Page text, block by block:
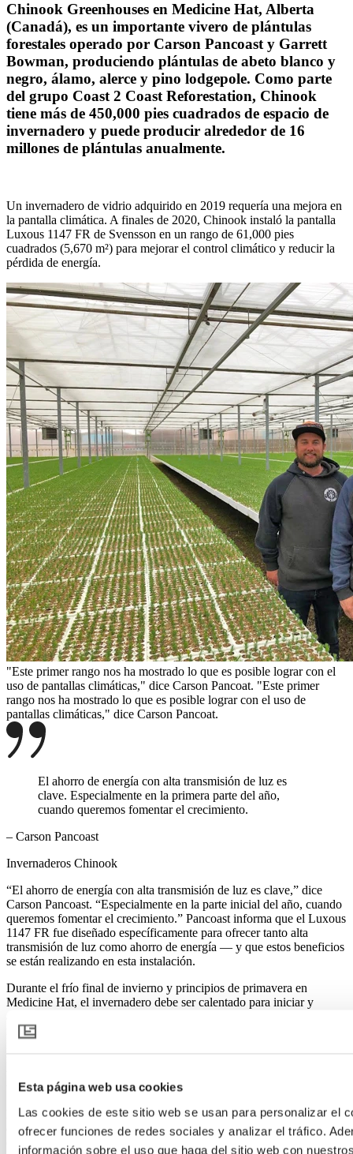
Esta página web usa cookies
Las cookies de este sitio web se usan para personalizar el
ofrecer funciones de redes sociales y analizar el tráfico.
información sobre el uso que haga del sitio web con
Chinook Greenhouses en Medicine Hat, Alberta
(Canadá), es un importante vivero de plántulas
forestales operado por Carson Pancoast y Garrett
Bowman, produciendo plántulas de abeto blanco y
negro, álamo, alerce y pino lodgepole. Como parte
del grupo Coast 2 Coast Reforestation, Chinook
tiene más de 450,000 pies cuadrados de espacio de
invernadero y puede producir alrededor de 16
millones de plántulas anualmente.
Un invernadero de vidrio adquirido en 2019 requería una mejora en
la pantalla climática. A finales de 2020, Chinook instaló la pantalla
Luxous 1147 FR de Svensson en un rango de 61,000 pies
cuadrados (5,670 m²) para mejorar el control climático y reducir la
pérdida de energía.
"Este primer rango nos ha mostrado lo que es posible lograr con el
uso de pantallas climáticas," dice Carson Pancoat. "Este primer
rango nos ha mostrado lo que es posible lograr con el uso de
pantallas climáticas," dice Carson Pancoat.
El ahorro de energía con alta transmisión de luz es
clave. Especialmente en la primera parte del año,
cuando queremos fomentar el crecimiento.
– Carson Pancoast
Invernaderos Chinook
“El ahorro de energía con alta transmisión de luz es clave,” dice
Carson Pancoast. “Especialmente en la parte inicial del año, cuando
queremos fomentar el crecimiento.” Pancoast informa que el Luxous
1147 FR fue diseñado específicamente para ofrecer tanto alta
transmisión de luz como ahorro de energía — y que estos beneficios
se están realizando en esta instalación.
Durante el frío final de invierno y principios de primavera en
Medicine Hat, el invernadero debe ser calentado para iniciar y
instalado, la pérdida de calor se reduce y el ahorro de energía se
tiene un alto nivel de propiedades retardantes de llama.
Mirando hacia el futuro, Pancoast espera instalar pantallas climáticas
en más áreas del invernadero en Chinook para lograr aún más
control climático y eficiencia energética. “Esta primera área nos ha